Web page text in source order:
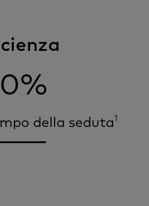
della seduta1